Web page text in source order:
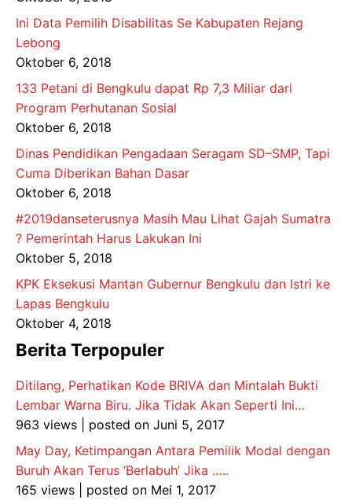
Ini Data Pemilih Disabilitas Se Kabupaten Rejang
Lebong
Oktober 6, 2018
133 Petani di Bengkulu dapat Rp 7,3 Miliar dari
Program Perhutanan Sosial
Oktober 6, 2018
Dinas Pendidikan Pengadaan Seragam SD–SMP, Tapi
Cuma Diberikan Bahan Dasar
Oktober 6, 2018
#2019danseterusnya Masih Mau Lihat Gajah Sumatra
? Pemerintah Harus Lakukan Ini
Oktober 5, 2018
KPK Eksekusi Mantan Gubernur Bengkulu dan Istri ke
Lapas Bengkulu
Oktober 4, 2018
Berita Terpopuler
Ditilang, Perhatikan Kode BRIVA dan Mintalah Bukti
Lembar Warna Biru. Jika Tidak Akan Seperti Ini…
963 views
posted on Juni 5, 2017
May Day, Ketimpangan Antara Pemilik Modal dengan
Buruh Akan Terus ‘Berlabuh’ Jika …..
165 views
posted on Mei 1, 2017